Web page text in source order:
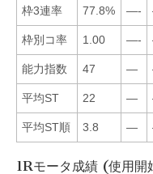
枠3連率 77.8% —-
枠別コ率 1.00 —-
能力指数 47 —
平均ST 22 —
平均ST順 3.8 —
1Rモータ成績 (使用